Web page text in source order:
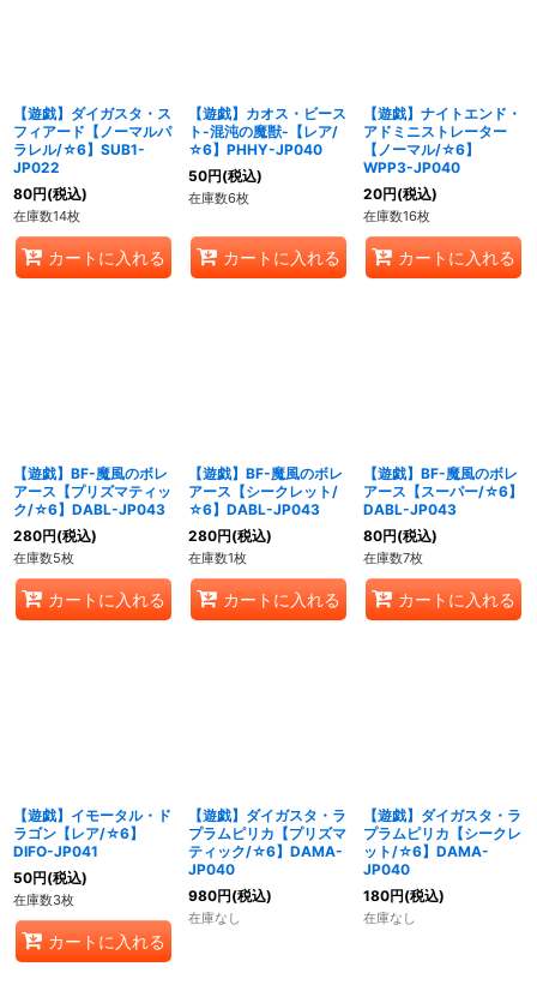
【遊戯】ダイガスタ・ス
フィアード【ノーマルパ
ラレル/☆6】SUB1-
JP022
80円(税込)
在庫数14枚
カートに入れる
【遊戯】カオス・ビース
ト-混沌の魔獣-【レア/
☆6】PHHY-JP040
50円(税込)
在庫数6枚
カートに入れる
【遊戯】ナイトエンド・
アドミニストレーター
【ノーマル/☆6】
WPP3-JP040
20円(税込)
在庫数16枚
カートに入れる
【遊戯】BF-魔風のボレ
アース【プリズマティッ
ク/☆6】DABL-JP043
280円(税込)
在庫数5枚
カートに入れる
【遊戯】BF-魔風のボレ
アース【シークレット/
☆6】DABL-JP043
280円(税込)
在庫数1枚
カートに入れる
【遊戯】BF-魔風のボレ
アース【スーパー/☆6】
DABL-JP043
80円(税込)
在庫数7枚
カートに入れる
【遊戯】イモータル・ド
ラゴン【レア/☆6】
DIFO-JP041
50円(税込)
在庫数3枚
カートに入れる
【遊戯】ダイガスタ・ラ
プラムピリカ【プリズマ
ティック/☆6】DAMA-
JP040
980円(税込)
在庫なし
【遊戯】ダイガスタ・ラ
プラムピリカ【シークレ
ット/☆6】DAMA-
JP040
180円(税込)
在庫なし